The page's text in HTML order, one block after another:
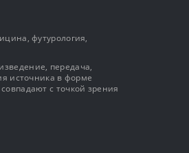
футурология,
передача,
источника в форме
с точкой зрения